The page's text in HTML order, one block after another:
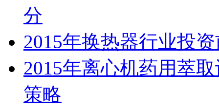
分
2015年换热器行业投
2015年离心机药用萃
策略